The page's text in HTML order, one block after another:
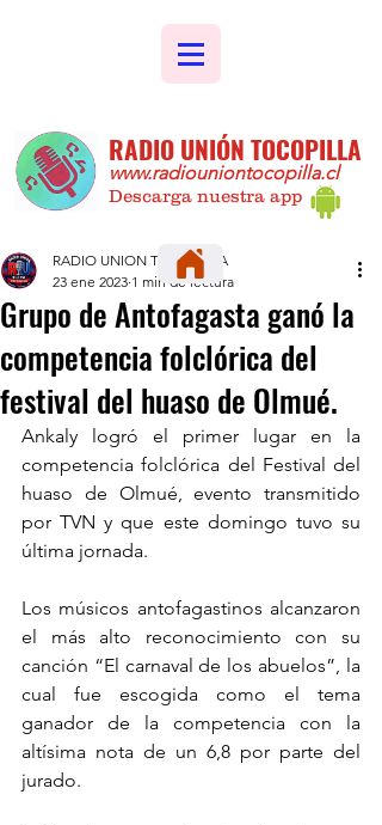
RADIO UNIÓN TOCOPILLA
www.radiouniontocopilla.cl
Descarga nuestra app
Grupo de Antofagasta ganó la
competencia folclórica del
festival del huaso de Olmué.
RADIO UNION TOCOPILLA
23 ene 2023 1 min de lectura
Ankaly logró el primer lugar en la
competencia folclórica del Festival del
huaso de Olmué, evento transmitido
por TVN y que este domingo tuvo su
última jornada.
Los músicos antofagastinos alcanzaron
el más alto reconocimiento con su
canción “El carnaval de los abuelos”, la
cual fue escogida como el tema
ganador de la competencia con la
altísima nota de un 6,8 por parte del
jurado.